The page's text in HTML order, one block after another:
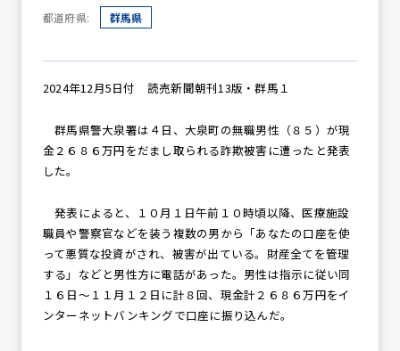
防犯活動ニュース
防犯パトロール
防犯セミナー
防犯対策情報
防犯協力会について
都道府県: 群馬県
2024年12月5日付 読売新聞朝刊13版・群馬１
群馬県警大泉署は４日、大泉町の無職男性（８５）が現
金２６８６万円をだまし取られる詐欺被害に遭ったと発表
した。
発表によると、１０月１日午前１０時頃以降、医療施設
職員や警察官などを装う複数の男から「あなたの口座を使
って悪質な投資がされ、被害が出ている。財産全てを管理
する」などと男性方に電話があった。男性は指示に従い同
１６日～１１月１２日に計８回、現金計２６８６万円をイ
ンターネットバンキングで口座に振り込んだ。